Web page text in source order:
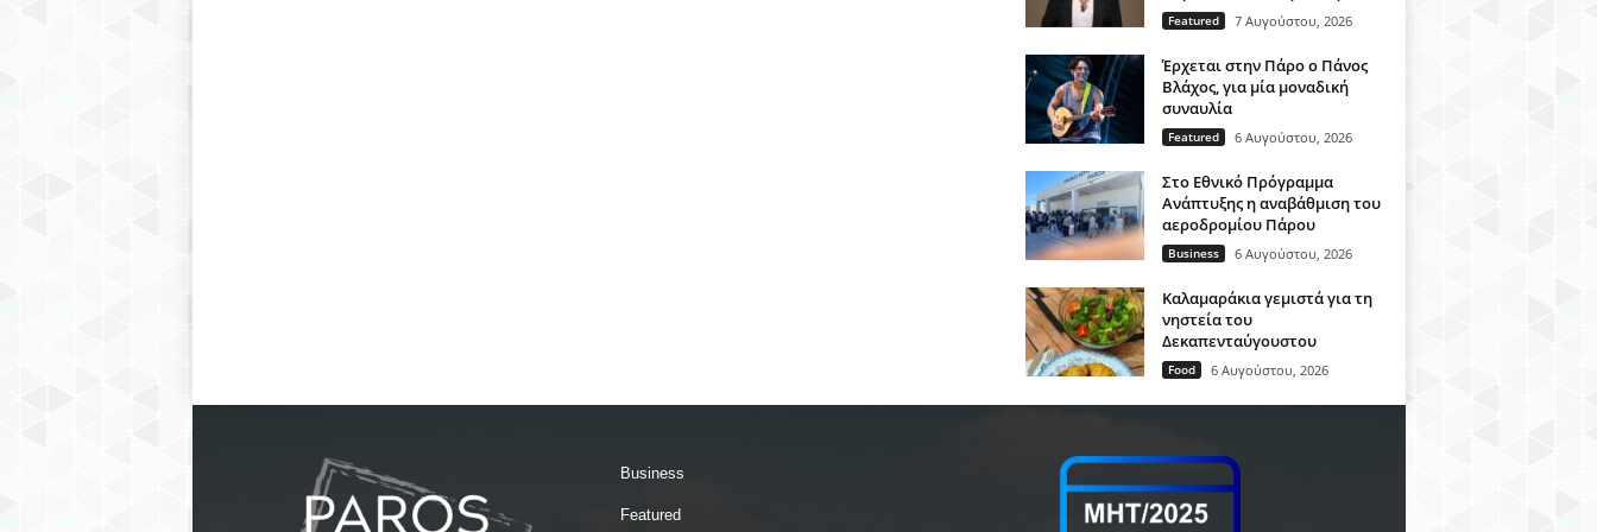
Featured 7 Αυγούστου, 2026
Έρχεται στην Πάρο ο Πάνος
Βλάχος, για μία μοναδική
συναυλία
Featured 6 Αυγούστου, 2026
Στο Εθνικό Πρόγραμμα
Ανάπτυξης η αναβάθμιση του
αεροδρομίου Πάρου
Business 6 Αυγούστου, 2026
Καλαμαράκια γεμιστά για τη
νηστεία του
Δεκαπενταύγουστου
Food 6 Αυγούστου, 2026
Business
Featured